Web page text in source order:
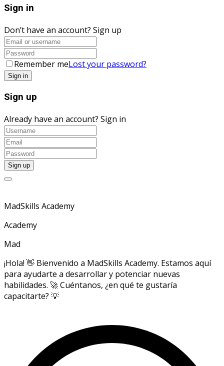
Sign in
Don’t have an account? Sign up
Remember meLost your password?
Sign up
Already have an account? Sign in
MadSkills Academy
Academy
Mad
¡Hola! 👋 Bienvenido a MadSkills Academy. Estamos aquí
para ayudarte a desarrollar y potenciar nuevas
habilidades. 🚀 Cuéntanos, ¿en qué te gustaría
capacitarte? 💡